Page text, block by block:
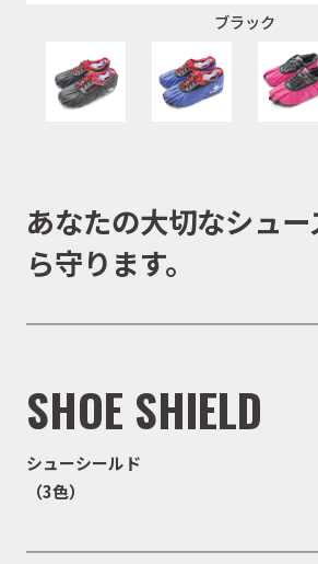
ブラック
あなたの大切なシュ
ら守ります。
SHOE SHIELD
シューシールド
（3色）